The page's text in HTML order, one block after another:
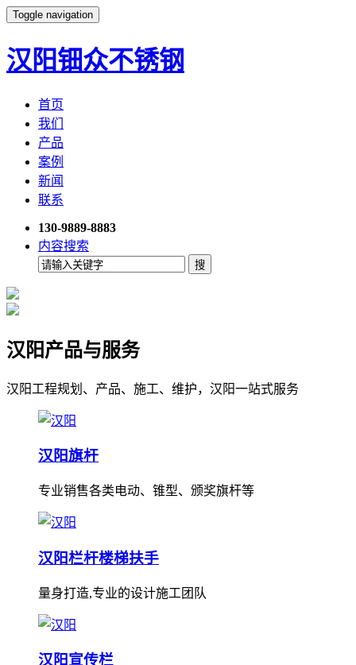
Toggle navigation
汉阳钿众不锈钢
首页
我们
产品
案例
新闻
联系
130-9889-8883
内容搜索
汉阳产品与服务
汉阳工程规划、产品、施工、维护，汉阳一站式服务
汉阳旗杆
专业销售各类电动、锥型、颁奖旗杆等
汉阳栏杆楼梯扶手
量身打造,专业的设计施工团队
汉阳宣传栏